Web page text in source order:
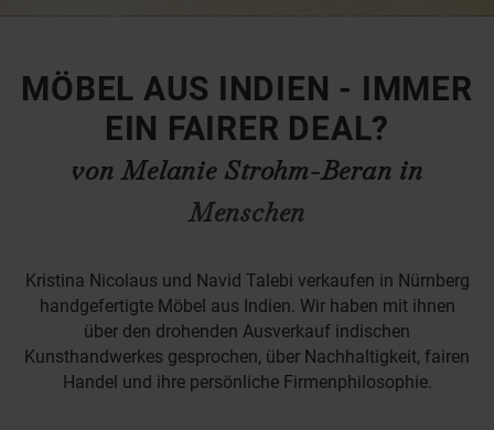
MÖBEL AUS INDIEN - IMMER
EIN FAIRER DEAL?
von Melanie Strohm-Beran in
Menschen
Kristina Nicolaus und Navid Talebi verkaufen in Nürnberg
handgefertigte Möbel aus Indien. Wir haben mit ihnen
über den drohenden Ausverkauf indischen
Kunsthandwerkes gesprochen, über Nachhaltigkeit, fairen
Handel und ihre persönliche Firmenphilosophie.